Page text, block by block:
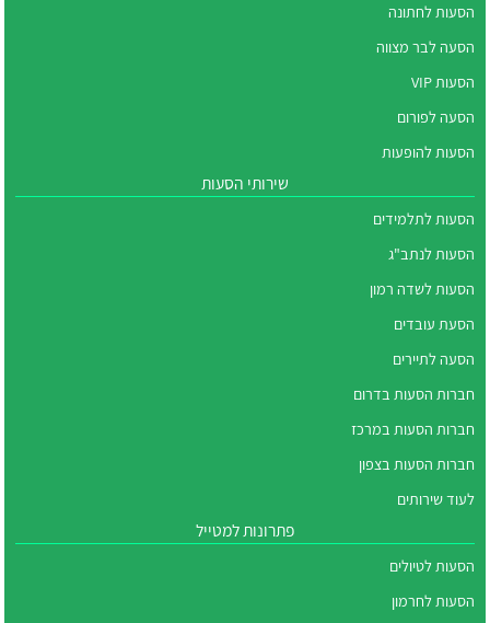
הסעות לחתונה
הסעה לבר מצווה
הסעות VIP
הסעה לפורום
הסעות להופעות
שירותי הסעות
הסעות לתלמידים
הסעות לנתב"ג
הסעות לשדה רמון
הסעת עובדים
הסעה לתיירים
חברות הסעות בדרום
חברות הסעות במרכז
חברות הסעות בצפון
לעוד שירותים
פתרונות למטייל
הסעות לטיולים
הסעות לחרמון